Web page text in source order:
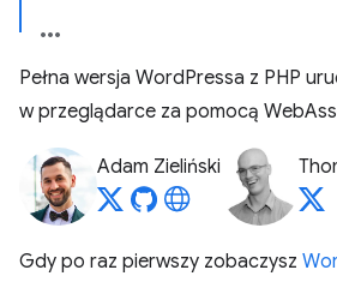
Pełna wersja WordPressa z PHP
w przeglądarce za pomocą
Adam Zieliński
Gdy po raz pierwszy zobaczysz